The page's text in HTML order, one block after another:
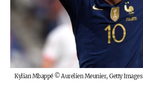
Kylian Mbappé©Aurelien Meunier, Getty Images